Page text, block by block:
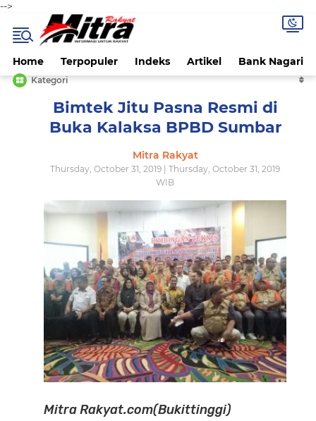
-->
Home Terpopuler Indeks Artikel Bank Nagari
Kategori
Bimtek Jitu Pasna Resmi di
Buka Kalaksa BPBD Sumbar
Mitra Rakyat
Thursday, October 31, 2019 | Thursday, October 31, 2019
WIB
Mitra Rakyat.com(Bukittinggi)